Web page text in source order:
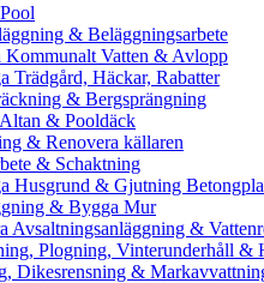
& Beläggningsarbete
Kommunalt Vatten & Avlopp
Trädgård, Häckar, Rabatter
& Bergsprängning
& Pooldäck
& Renovera källaren
& Schaktning
Husgrund & Gjutning
& Bygga Mur
Avsaltningsanläggning &
Plogning, Vinterunderhåll &
Dikesrensning &